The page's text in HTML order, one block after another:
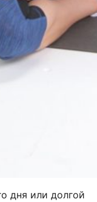
дня или долгой